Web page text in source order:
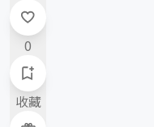
0
收藏